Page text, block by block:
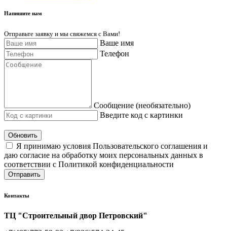
Напишите нам
Отправьте заявку и мы свяжемся с Вами!
Ваше имя
Телефон
Сообщение (необязательно)
Введите код с картинки
Обновить
Я принимаю условия Пользовательского соглашения и
даю согласие на обработку моих персональных данных в
соответствии с Политикой конфиденциальности
Отправить
Контакты
ТЦ "Строительный двор Петровский"